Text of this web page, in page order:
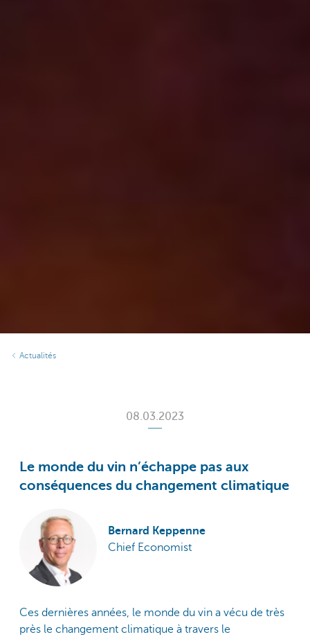
Actualités
08.03.2023
Le monde du vin n’échappe pas aux
conséquences du changement climatique
Bernard Keppenne
Chief Economist
Ces dernières années, le monde du vin a vécu de très
près le changement climatique à travers le